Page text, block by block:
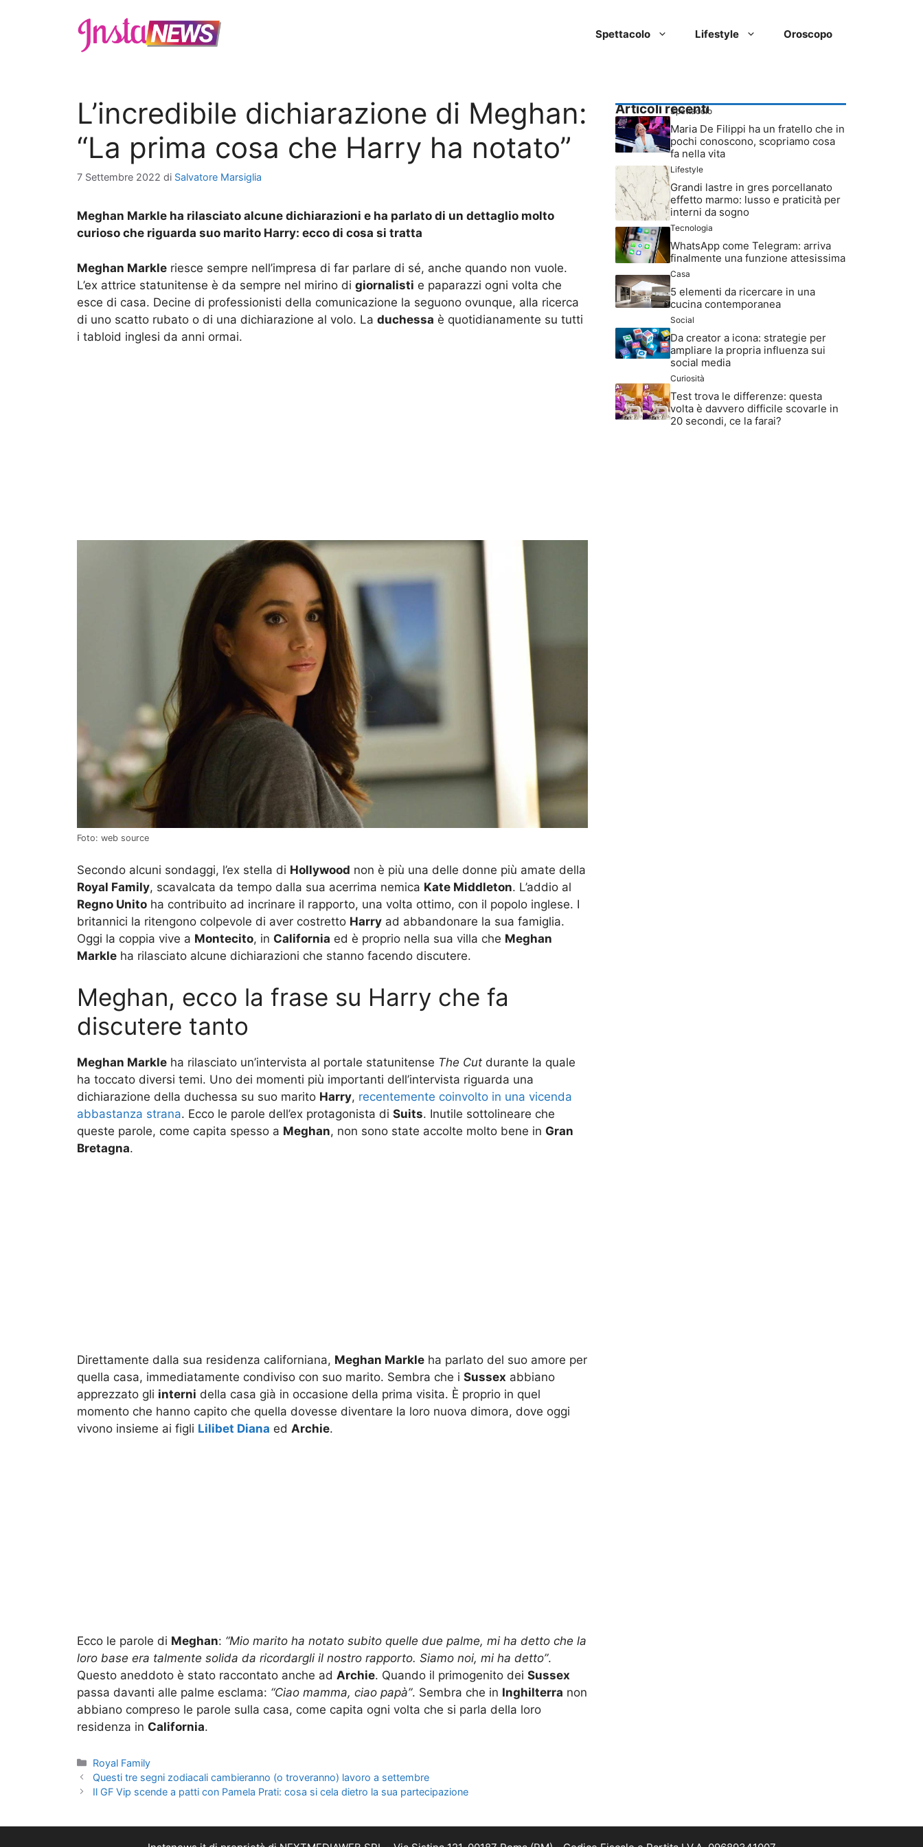
Spettacolo Lifestyle Oroscopo
L’incredibile dichiarazione di Meghan:
“La prima cosa che Harry ha notato”
7 Settembre 2022 di Salvatore Marsiglia
Meghan Markle ha rilasciato alcune dichiarazioni e ha parlato di un dettaglio molto
curioso che riguarda suo marito Harry: ecco di cosa si tratta
Meghan Markle riesce sempre nell’impresa di far parlare di sé, anche quando non vuole.
L’ex attrice statunitense è da sempre nel mirino di giornalisti e paparazzi ogni volta che
esce di casa. Decine di professionisti della comunicazione la seguono ovunque, alla ricerca
di uno scatto rubato o di una dichiarazione al volo. La duchessa è quotidianamente su tutti
i tabloid inglesi da anni ormai.
Foto: web source
Secondo alcuni sondaggi, l’ex stella di Hollywood non è più una delle donne più amate della
Royal Family, scavalcata da tempo dalla sua acerrima nemica Kate Middleton. L’addio al
Regno Unito ha contribuito ad incrinare il rapporto, una volta ottimo, con il popolo inglese. I
britannici la ritengono colpevole di aver costretto Harry ad abbandonare la sua famiglia.
Oggi la coppia vive a Montecito, in California ed è proprio nella sua villa che Meghan
Markle ha rilasciato alcune dichiarazioni che stanno facendo discutere.
Meghan, ecco la frase su Harry che fa
discutere tanto
Meghan Markle ha rilasciato un’intervista al portale statunitense The Cut durante la quale
ha toccato diversi temi. Uno dei momenti più importanti dell’intervista riguarda una
dichiarazione della duchessa su suo marito Harry, recentemente coinvolto in una vicenda
abbastanza strana. Ecco le parole dell’ex protagonista di Suits. Inutile sottolineare che
queste parole, come capita spesso a Meghan, non sono state accolte molto bene in Gran
Bretagna.
Direttamente dalla sua residenza californiana, Meghan Markle ha parlato del suo amore per
quella casa, immediatamente condiviso con suo marito. Sembra che i Sussex abbiano
apprezzato gli interni della casa già in occasione della prima visita. È proprio in quel
momento che hanno capito che quella dovesse diventare la loro nuova dimora, dove oggi
vivono insieme ai figli Lilibet Diana ed Archie.
Ecco le parole di Meghan: “Mio marito ha notato subito quelle due palme, mi ha detto che la
loro base era talmente solida da ricordargli il nostro rapporto. Siamo noi, mi ha detto”.
Questo aneddoto è stato raccontato anche ad Archie. Quando il primogenito dei Sussex
passa davanti alle palme esclama: “Ciao mamma, ciao papà”. Sembra che in Inghilterra non
abbiano compreso le parole sulla casa, come capita ogni volta che si parla della loro
residenza in California.
Categorie
Royal Family
Questi tre segni zodiacali cambieranno (o troveranno) lavoro a settembre
Il GF Vip scende a patti con Pamela Prati: cosa si cela dietro la sua partecipazione
Articoli recenti
Spettacolo
Maria De Filippi ha un fratello che in
pochi conoscono, scopriamo cosa
fa nella vita
Lifestyle
Grandi lastre in gres porcellanato
effetto marmo: lusso e praticità per
interni da sogno
Tecnologia
WhatsApp come Telegram: arriva
finalmente una funzione attesissima
Casa
5 elementi da ricercare in una
cucina contemporanea
Social
Da creator a icona: strategie per
ampliare la propria influenza sui
social media
Curiosità
Test trova le differenze: questa
volta è davvero difficile scovarle in
20 secondi, ce la farai?